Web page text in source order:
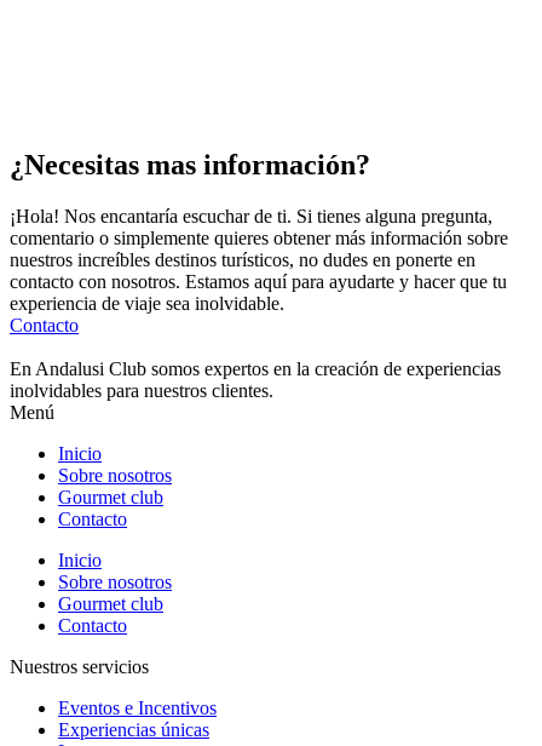
¿Necesitas mas información?
¡Hola! Nos encantaría escuchar de ti. Si tienes alguna pregunta,
comentario o simplemente quieres obtener más información sobre
nuestros increíbles destinos turísticos, no dudes en ponerte en
contacto con nosotros. Estamos aquí para ayudarte y hacer que tu
experiencia de viaje sea inolvidable.
Contacto
En Andalusi Club somos expertos en la creación de experiencias
inolvidables para nuestros clientes.
Menú
Inicio
Sobre nosotros
Gourmet club
Contacto
Inicio
Sobre nosotros
Gourmet club
Contacto
Nuestros servicios
Eventos e Incentivos
Experiencias únicas